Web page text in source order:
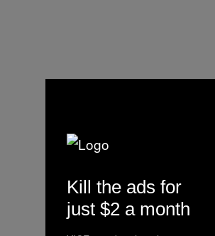
Kill the ads for
just $2 a month